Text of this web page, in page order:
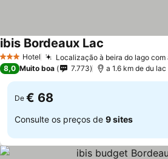
3 EstrelasHotel Localização à beira do lago
ibis Bordeaux Lac
8,0 Muito boa 7.773 a 1.6 km de du lac
De € 68
Consulte os preços de 9 sites